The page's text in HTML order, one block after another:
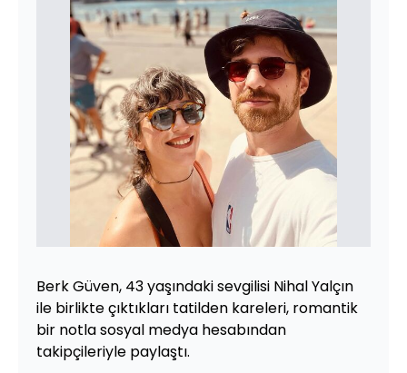
Berk Güven, 43 yaşındaki sevgilisi Nihal Yalçın
ile birlikte çıktıkları tatilden kareleri, romantik
bir notla sosyal medya hesabından
takipçileriyle paylaştı.